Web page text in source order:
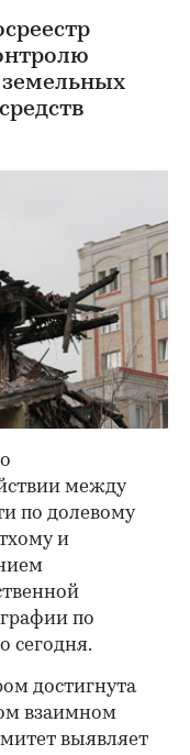
земельных
между
по долевому
и
по
сегодня.
достигнута
взаимном
выявляет